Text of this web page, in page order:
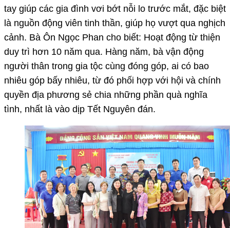
tay giúp các gia đình vơi bớt nỗi lo trước mắt, đặc biệt
là nguồn động viên tinh thần, giúp họ vượt qua nghịch
cảnh. Bà Ôn Ngọc Phan cho biết: Hoạt động từ thiện
duy trì hơn 10 năm qua. Hàng năm, bà vận động
người thân trong gia tộc cùng đóng góp, ai có bao
nhiêu góp bấy nhiêu, từ đó phối hợp với hội và chính
quyền địa phương sẻ chia những phần quà nghĩa
tình, nhất là vào dịp Tết Nguyên đán.